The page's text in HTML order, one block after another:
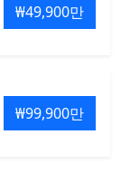
₩49,900만
₩99,900만